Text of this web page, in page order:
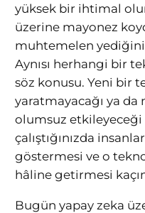
yüksek bir ihtimal
üzerine mayonez
muhtemelen
Aynısı herhangi bir
söz konusu. Yeni bir
yaratmayacağı ya da
olumsuz
çalıştığınızda
göstermesi ve o
hâline getirmesi
Bugün yapay zeka